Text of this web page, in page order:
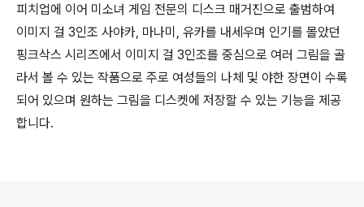
피치업에 이어 미소녀 게임 전문의 디스크 매거진으로 출범하여
이미지 걸 3인조 사야카, 마나미, 유카를 내세우며 인기를 몰았던
핑크삭스 시리즈에서 이미지 걸 3인조를 중심으로 여러 그림을 골
라서 볼 수 있는 작품으로 주로 여성들의 나체 및 야한 장면이 수록
되어 있으며 원하는 그림을 디스켓에 저장할 수 있는 기능을 제공
합니다.